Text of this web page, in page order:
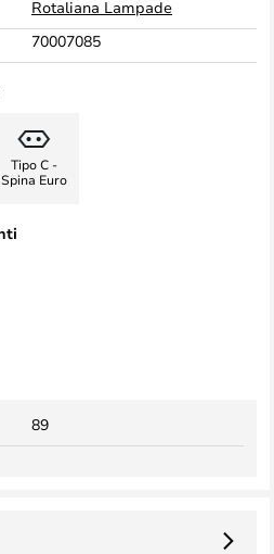
Rotaliana Lampade
70007085
Tipo C -
Spina Euro
89